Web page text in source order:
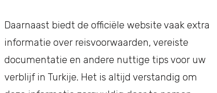
Daarnaast biedt de officiële website vaak extra
informatie over reisvoorwaarden, vereiste
documentatie en andere nuttige tips voor uw
verblijf in Turkije. Het is altijd verstandig om